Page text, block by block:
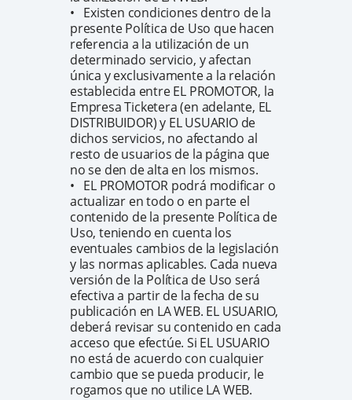
• Existen condiciones dentro de la
presente Política de Uso que hacen
referencia a la utilización de un
determinado servicio, y afectan
única y exclusivamente a la relación
establecida entre EL PROMOTOR, la
Empresa Ticketera (en adelante, EL
DISTRIBUIDOR) y EL USUARIO de
dichos servicios, no afectando al
resto de usuarios de la página que
no se den de alta en los mismos.
• EL PROMOTOR podrá modificar o
actualizar en todo o en parte el
contenido de la presente Política de
Uso, teniendo en cuenta los
eventuales cambios de la legislación
y las normas aplicables. Cada nueva
versión de la Política de Uso será
efectiva a partir de la fecha de su
publicación en LA WEB. EL USUARIO,
deberá revisar su contenido en cada
acceso que efectúe. Si EL USUARIO
no está de acuerdo con cualquier
cambio que se pueda producir, le
rogamos que no utilice LA WEB.